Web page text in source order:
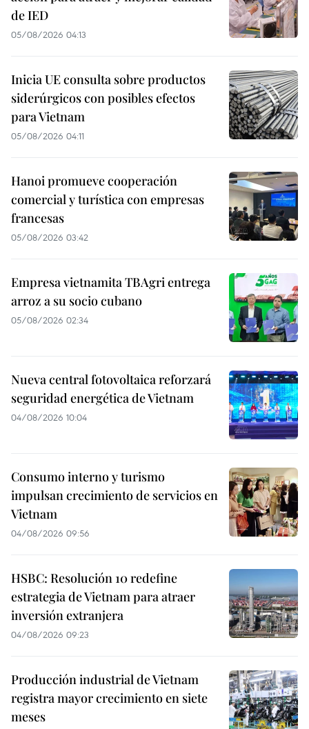
de IED
05/08/2026 04:13
Inicia UE consulta sobre productos
siderúrgicos con posibles efectos
para Vietnam
05/08/2026 04:11
Hanoi promueve cooperación
comercial y turística con empresas
francesas
05/08/2026 03:42
Empresa vietnamita TBAgri entrega
arroz a su socio cubano
05/08/2026 02:34
Nueva central fotovoltaica reforzará
seguridad energética de Vietnam
04/08/2026 10:04
Consumo interno y turismo
impulsan crecimiento de servicios en
Vietnam
04/08/2026 09:56
HSBC: Resolución 10 redefine
estrategia de Vietnam para atraer
inversión extranjera
04/08/2026 09:23
Producción industrial de Vietnam
registra mayor crecimiento en siete
meses